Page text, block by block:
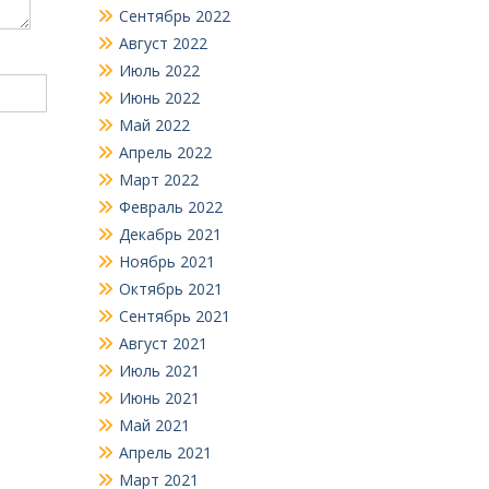
Сентябрь 2022
Август 2022
Июль 2022
Июнь 2022
Май 2022
Апрель 2022
Март 2022
Февраль 2022
Декабрь 2021
Ноябрь 2021
Октябрь 2021
Сентябрь 2021
Август 2021
Июль 2021
Июнь 2021
Май 2021
Апрель 2021
Март 2021